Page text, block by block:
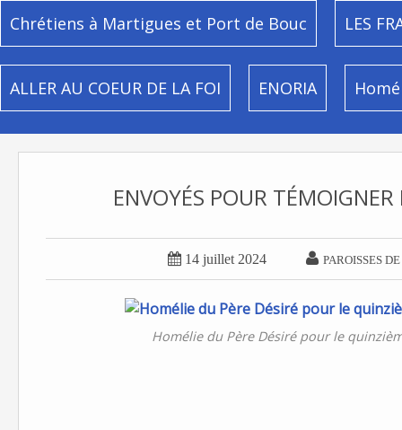
Chrétiens à Martigues et Port de Bouc LES
ALLER AU COEUR DE LA FOI ENORIA
ENVOYÉS POUR
 14 juillet 2024  PAROISSES
Homélie du Père Désiré pour le